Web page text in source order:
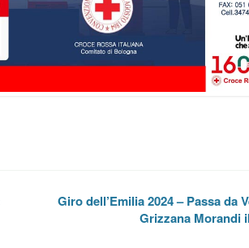
Giro dell’Emilia 2024 – Passa da
Grizzana Morandi